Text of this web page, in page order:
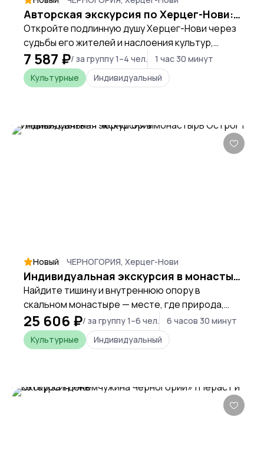
Авторская экскурсия по Херцег-Нови: тайны города и истории жителей
Откройте подлинную душу Херцег-Нови через
судьбы его жителей и наслоения культур,
создавшие этот уникальный город у моря.
7 587 ₽/ за группу 1–4 чел.
1 час 30 минут
Культурные
Индивидуальный
Новый ЧЕРНОГОРИЯ, Херцег-Нови
Индивидуальная экскурсия в монастырь Острог | Главная святыня Черногории
Найдите тишину и внутреннюю опору в
скальном монастыре — месте, где природа,
вера и история создают особую силу,
ощущаемую сердцем.
25 606 ₽/ за группу 1–6 чел.
6 часов 30 минут
Культурные
Индивидуальный